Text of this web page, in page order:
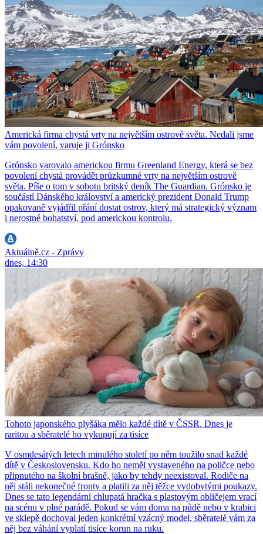
Americká firma chystá vrty na největším ostrově světa. Nedali jsme
vám povolení, varuje ji Grónsko
Grónsko varovalo americkou firmu Greenland Energy, která se bez
povolení chystá provádět průzkumné vrty na největším ostrově
světa. Píše o tom v sobotu britský deník The Guardian. Grónsko je
součástí Dánského království a americký prezident Donald Trump
opakovaně vyjádřil přání dostat ostrov, který má strategický význam
i nerostné bohatství, pod americkou kontrolu.
Aktuálně.cz - Zprávy
dnes, 14:30
Tohoto japonského plyšáka mělo každé dítě v ČSSR. Dnes je
raritou a sběratelé ho vykupují za tisíce
V osmdesátých letech minulého století po něm toužilo snad každé
dítě v Československu. Kdo ho neměl vystaveného na poličce nebo
připnutého na školní brašně, jako by tehdy neexistoval. Rodiče na
něj stáli nekonečné fronty a platili za něj těžce vydobytými poukazy.
Dnes se tato legendární chlupatá hračka s plastovým obličejem vrací
na scénu v plné parádě. Pokud se vám doma na půdě nebo v krabici
ve sklepě dochoval jeden konkrétní vzácný model, sběratelé vám za
něj bez váhání vyplatí tisíce korun na ruku.